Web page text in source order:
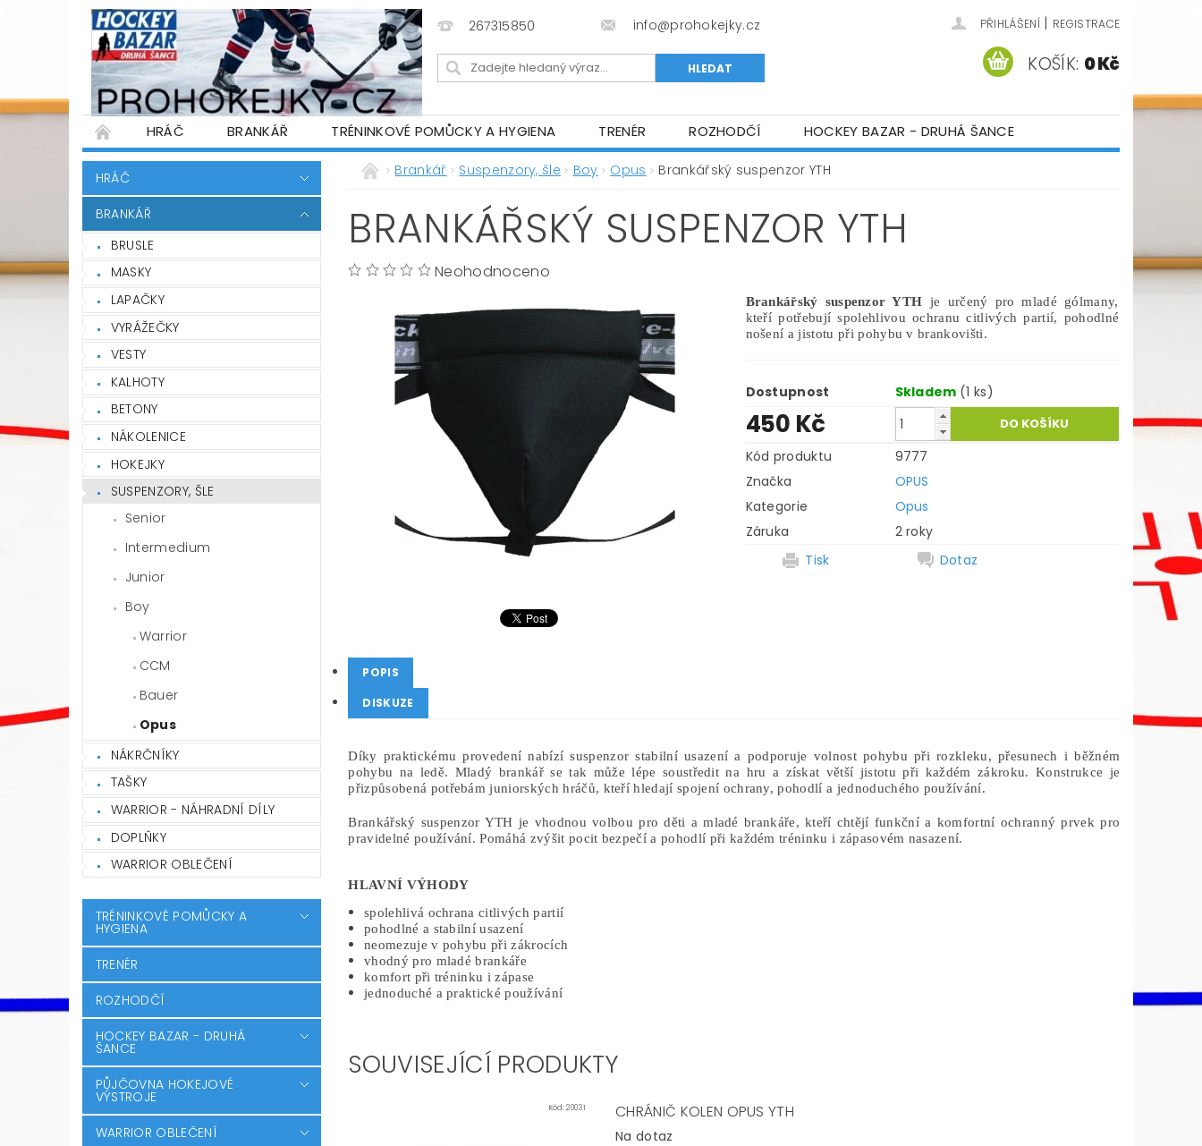
267315850 info@prohokejky.cz PŘIHLÁŠENÍ | REGISTRACE
KOŠÍK: 0 Kč
HRÁČ BRANKÁŘ TRÉNINKOVÉ POMŮCKY A HYGIENA TRENÉR ROZHODČÍ
HOCKEY BAZAR - DRUHÁ ŠANCE
PŮJČOVNA HOKEJOVÉ VÝSTROJE
WARRIOR OBLEČENÍ OBCHODNÍ PODMÍNKY NAPIŠTE NÁM
PODMÍNKY OCHRANY OSOBNÍCH ÚDAJŮ
HRÁČ
BRANKÁŘ
BRUSLE
MASKY
LAPAČKY
VYRÁŽEČKY
VESTY
KALHOTY
BETONY
NÁKOLENICE
HOKEJKY
SUSPENZORY, ŠLE
Senior
Intermedium
Junior
Boy
Warrior
CCM
Bauer
Opus
NÁKRČNÍKY
TAŠKY
WARRIOR - NÁHRADNÍ DÍLY
DOPLŇKY
WARRIOR OBLEČENÍ
TRÉNINKOVÉ POMŮCKY A
HYGIENA
TRENÉR
ROZHODČÍ
HOCKEY BAZAR - DRUHÁ
ŠANCE
PŮJČOVNA HOKEJOVÉ
VÝSTROJE
WARRIOR OBLEČENÍ
Brankář Suspenzory, šle Boy Opus Brankářský suspenzor YTH
BRANKÁŘSKÝ SUSPENZOR YTH
Neohodnoceno
Brankářský suspenzor YTH je určený pro mladé gólmany,
kteří potřebují spolehlivou ochranu citlivých partií, pohodlné
nošení a jistotu při pohybu v brankovišti.
Dostupnost Skladem (1 ks)
450 Kč
Kód produktu
9777
Značka
OPUS
Kategorie
Opus
Záruka
2 roky
Tisk
Dotaz
POPIS
DISKUZE
Díky praktickému provedení nabízí suspenzor stabilní usazení a podporuje volnost pohybu při rozkleku, přesunech i běžném
pohybu na ledě. Mladý brankář se tak může lépe soustředit na hru a získat větší jistotu při každém zákroku. Konstrukce je
přizpůsobená potřebám juniorských hráčů, kteří hledají spojení ochrany, pohodlí a jednoduchého používání.
Brankářský suspenzor YTH je vhodnou volbou pro děti a mladé brankáře, kteří chtějí funkční a komfortní ochranný prvek pro
pravidelné používání. Pomáhá zvýšit pocit bezpečí a pohodlí při každém tréninku i zápasovém nasazení.
HLAVNÍ VÝHODY
spolehlivá ochrana citlivých partií
pohodlné a stabilní usazení
neomezuje v pohybu při zákrocích
vhodný pro mladé brankáře
komfort při tréninku i zápase
jednoduché a praktické používání
SOUVISEJÍCÍ PRODUKTY
Kód:20031 CHRÁNIČ KOLEN OPUS YTH
Na dotaz